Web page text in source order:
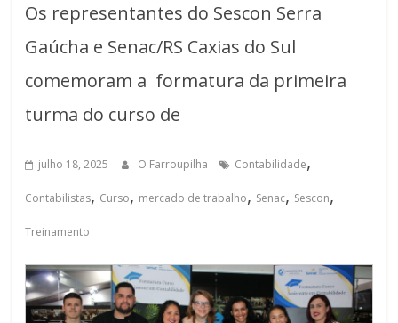
Os representantes do Sescon Serra
Gaúcha e Senac/RS Caxias do Sul
comemoram a formatura da primeira
turma do curso de
julho 18, 2025 O Farroupilha Contabilidade,
Contabilistas, Curso, mercado de trabalho, Senac, Sescon,
Treinamento